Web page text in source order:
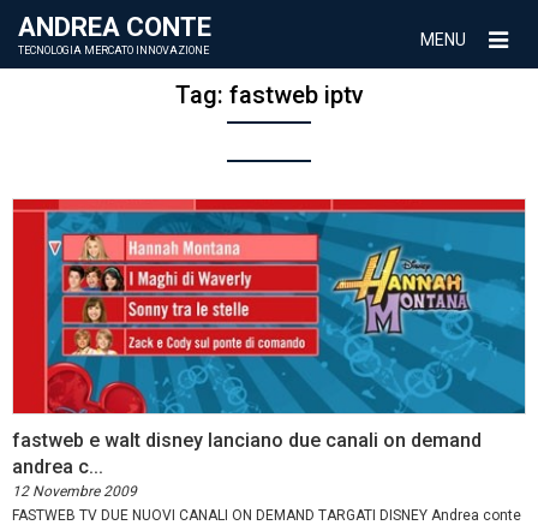
ANDREA CONTE
TECNOLOGIA MERCATO INNOVAZIONE
MENU
Tag: fastweb iptv
fastweb e walt disney lanciano due canali on demand
andrea c...
12 Novembre 2009
FASTWEB TV DUE NUOVI CANALI ON DEMAND TARGATI DISNEY Andrea conte